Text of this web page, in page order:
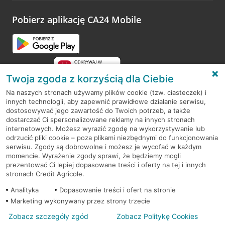
opinie.
Pobierz aplikację CA24 Mobile
RODO
Regulamin serwisu
Mapa serwisu
PolitykaCookies
© 2026 Credit Agricole Bank Polska S.A. Wszelkie prawa zastrzeżone
Twoja zgoda z korzyścią dla Ciebie
Na naszych stronach używamy plików cookie (tzw. ciasteczek) i
innych technologii, aby zapewnić prawidłowe działanie serwisu,
dostosowywać jego zawartość do Twoich potrzeb, a także
dostarczać Ci spersonalizowane reklamy na innych stronach
internetowych. Możesz wyrazić zgodę na wykorzystywanie lub
odrzucić pliki cookie – poza plikami niezbędnymi do funkcjonowania
serwisu. Zgody są dobrowolne i możesz je wycofać w każdym
momencie. Wyrażenie zgody sprawi, że będziemy mogli
prezentować Ci lepiej dopasowane treści i oferty na tej i innych
stronach Credit Agricole.
Analityka
Dopasowanie treści i ofert na stronie
Marketing wykonywany przez strony trzecie
Zobacz szczegóły zgód Zobacz Politykę Cookies